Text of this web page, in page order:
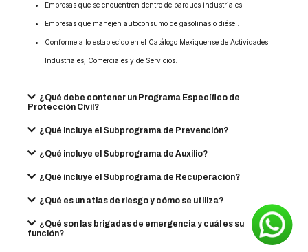
Empresas que se encuentren dentro de parques industriales.
Empresas que manejen autoconsumo de gasolinas o diésel.
Conforme a lo establecido en el Catálogo Mexiquense de Actividades
Industriales, Comerciales y de Servicios.
¿Qué debe contener un Programa Específico de
Protección Civil?
¿Qué incluye el Subprograma de Prevención?
¿Qué incluye el Subprograma de Auxilio?
¿Qué incluye el Subprograma de Recuperación?
¿Qué es un atlas de riesgo y cómo se utiliza?
¿Qué son las brigadas de emergencia y cuál es su
función?